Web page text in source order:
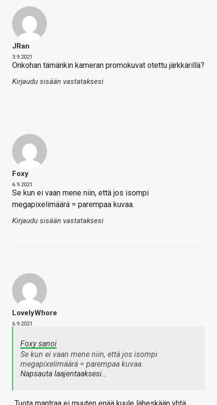
JRan
3.9.2021
Onkohan tämänkin kameran promokuvat otettu järkkärillä?
Kirjaudu sisään vastataksesi
Foxy
6.9.2021
Se kun ei vaan mene niin, että jos isompi
megapixelimäärä = parempaa kuvaa.
Kirjaudu sisään vastataksesi
LovelyWhore
6.9.2021
Foxy sanoi
Se kun ei vaan mene niin, että jos isompi
megapixelimäärä = parempaa kuvaa.
Napsauta laajentaaksesi…